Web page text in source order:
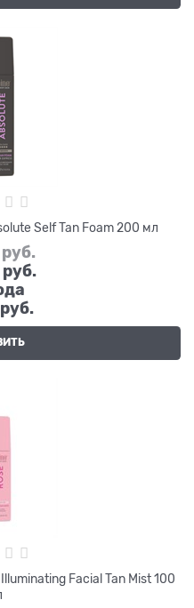
Self Tan Foam 200 мл
руб.
Facial Tan Mist 100